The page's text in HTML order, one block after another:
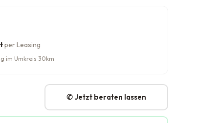
per Leasing
im Umkreis 30km
✆ Jetzt beraten lassen